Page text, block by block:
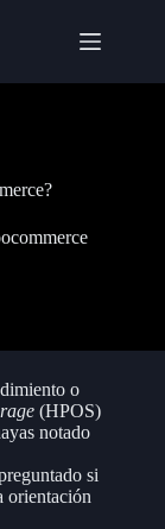
o
(HPOS)
notado
si
orientación